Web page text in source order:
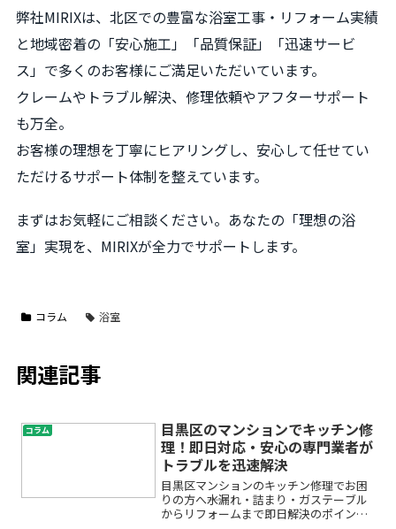
弊社MIRIXは、北区での豊富な浴室工事・リフォーム実績
と地域密着の「安心施工」「品質保証」「迅速サービ
ス」で多くのお客様にご満足いただいています。
クレームやトラブル解決、修理依頼やアフターサポート
も万全。
お客様の理想を丁寧にヒアリングし、安心して任せてい
ただけるサポート体制を整えています。
まずはお気軽にご相談ください。あなたの「理想の浴
室」実現を、MIRIXが全力でサポートします。
コラム 浴室
関連記事
コラム
目黒区のマンションでキッチン修
理！即日対応・安心の専門業者が
トラブルを迅速解決
目黒区マンションのキッチン修理でお困
りの方へ――水漏れ・詰まり・ガステーブル
からリフォームまで即日解決のポイント